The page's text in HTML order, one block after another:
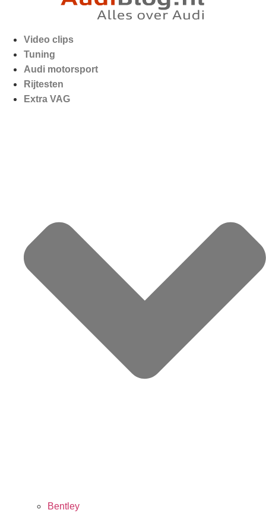
Video clips
Tuning
Audi motorsport
Rijtesten
Extra VAG
Bentley